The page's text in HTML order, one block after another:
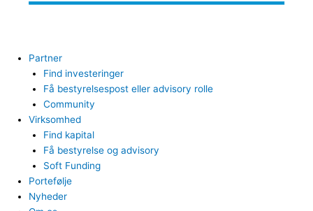
Partner
Find investeringer
Få bestyrelsespost eller advisory rolle
Community
Virksomhed
Find kapital
Få bestyrelse og advisory
Soft Funding
Portefølje
Nyheder